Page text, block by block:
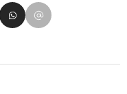
LinkedIn
su Pinterest
Condividi su WhatsApp
Condividi su Email